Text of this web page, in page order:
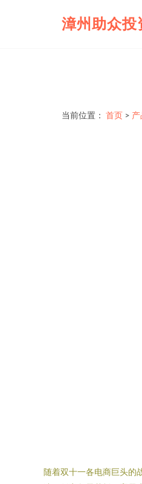
漳州助众投
当前位置： 首页 >
随着双十一各电商巨头的